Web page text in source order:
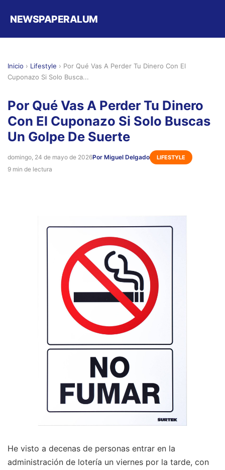
NEWSPAPERALUM
Inicio › Lifestyle › Por Qué Vas A Perder Tu Dinero Con El
Cuponazo Si Solo Busca...
Por Qué Vas A Perder Tu Dinero
Con El Cuponazo Si Solo Buscas
Un Golpe De Suerte
domingo, 24 de mayo de 2026Por Miguel Delgado LIFESTYLE
9 min de lectura
He visto a decenas de personas entrar en la
administración de lotería un viernes por la tarde, con